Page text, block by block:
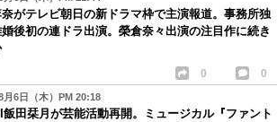
奈がテレビ朝日の新ドラマ枠で主演報道。事務所独
後初の連ドラ出演。榮倉奈々出演の注目作に続き
0 0
月6日（木）PM 20:18
田栞月が芸能活動再開。ミュージカル『ファント